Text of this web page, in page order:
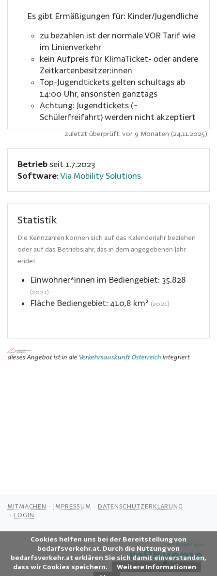
Cookies helfen uns bei der Bereitstellung von
bedarfsverkehr.at. Durch die Nutzung von
bedarfsverkehr.at erklären Sie sich damit einverstanden,
dass wir Cookies speichern.
Weitere Informationen
Es gibt Ermäßigungen für: Kinder/Jugendliche
zu bezahlen ist der normale VOR Tarif wie
im Linienverkehr
kein Aufpreis für KlimaTicket- oder andere
Zeitkartenbesitzer:innen
Top-Jugendtickets gelten schultags ab
14:00 Uhr, ansonsten ganztags
Achtung: Jugendtickets (~
Schülerfreifahrt) werden nicht akzeptiert
zuletzt überprüft: vor 9 Monaten (24.11.2025)
Betrieb seit 1.7.2023
Software: Via Mobility Solutions
Statistik
Die Kennzahlen können sich auf das Kalenderjahr beziehen
oder auf das Betriebsjahr, das in dem angegebenen Jahr
endet.
Einwohner*innen im Bediengebiet: 35.828
(2021)
Fläche Bediengebiet: 410,8 km² (2021)
dieses Angebot ist in die Verkehrsauskunft Österreich integriert
MITMACHEN IMPRESSUM
DATENSCHUTZERKLÄRUNG
LOGIN